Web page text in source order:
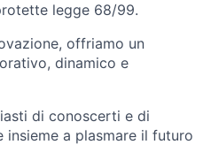
legge 68/99.
offriamo un
dinamico e
di conoscerti e di
a plasmare il futuro